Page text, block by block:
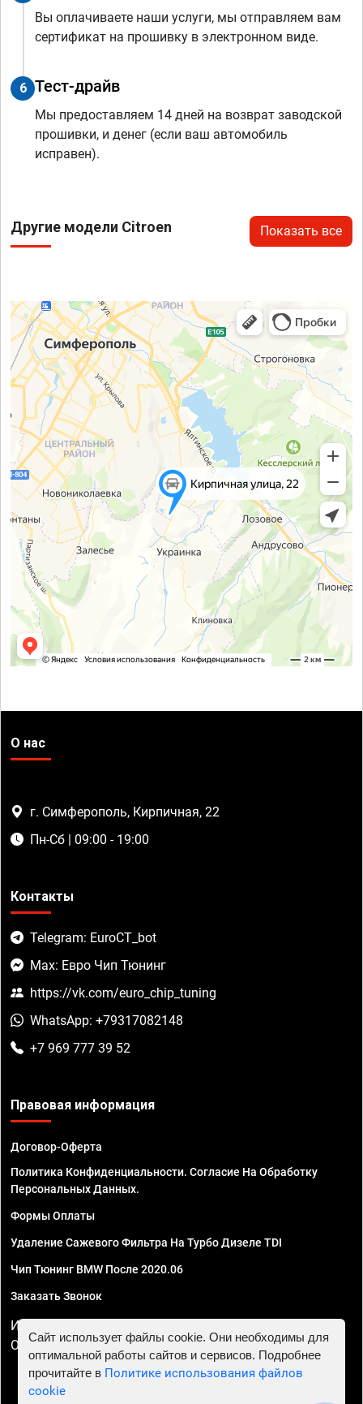
Вы оплачиваете наши услуги, мы отправляем вам
сертификат на прошивку в электронном виде.
6 Тест-драйв
Мы предоставляем 14 дней на возврат заводской
прошивки, и денег (если ваш автомобиль
исправен).
Другие модели Citroen Показать все
О нас
г. Симферополь, Кирпичная, 22
Пн-Сб | 09:00 - 19:00
Контакты
Telegram: EuroCT_bot
Max: Евро Чип Тюнинг
https://vk.com/euro_chip_tuning
WhatsApp: +79317082148
+7 969 777 39 52
Правовая информация
Договор-Оферта
Политика Конфиденциальности. Согласие На Обработку
Персональных Данных.
Формы Оплаты
Удаление Сажевого Фильтра На Турбо Дизеле TDI
Чип Тюнинг BMW После 2020.06
Заказать Звонок
ИП Смирнов Георгий Павлович. ИНН 781302555843,
ОГРНИП 324470400032610
Сайт использует файлы cookie. Они необходимы для
оптимальной работы сайтов и сервисов. Подробнее
прочитайте в Политике использования файлов
cookie